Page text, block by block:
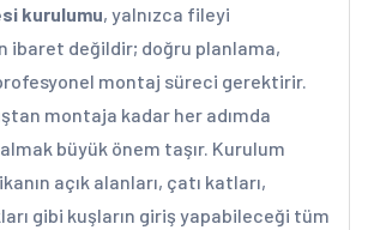
kurulumu, yalnızca fileyi
ibaret değildir; doğru planlama,
montaj süreci gerektirir.
montaja kadar her adımda
büyük önem taşır. Kurulum
açık alanları, çatı katları,
gibi kuşların giriş yapabileceği tüm